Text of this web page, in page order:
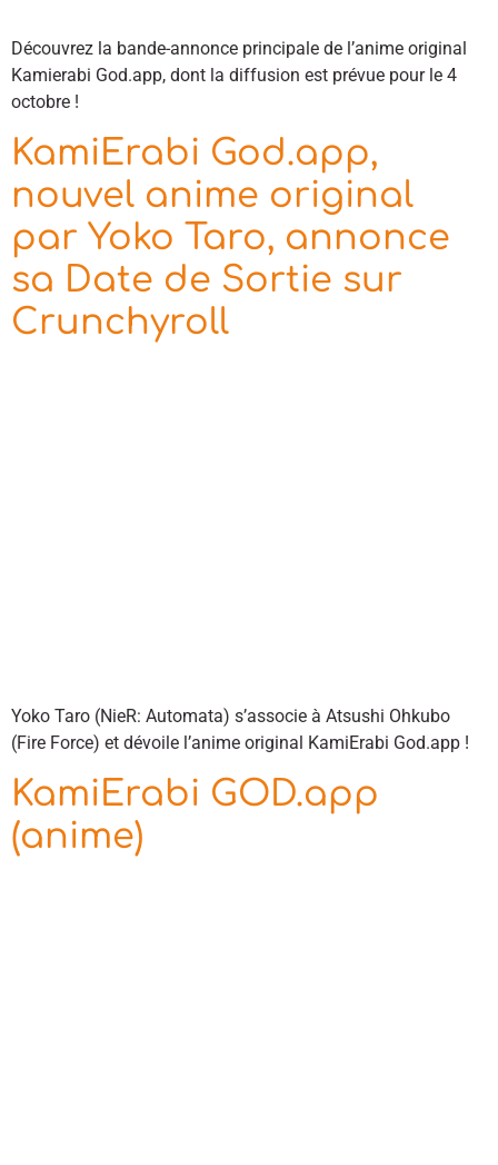
Découvrez la bande-annonce principale de l’anime original
Kamierabi God.app, dont la diffusion est prévue pour le 4
octobre !
KamiErabi God.app,
nouvel anime original
par Yoko Taro, annonce
sa Date de Sortie sur
Crunchyroll
Yoko Taro (NieR: Automata) s’associe à Atsushi Ohkubo
(Fire Force) et dévoile l’anime original KamiErabi God.app !
KamiErabi GOD.app
(anime)